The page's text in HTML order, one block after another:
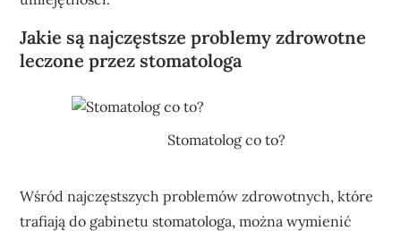
Jakie są najczęstsze problemy zdrowotne
leczone przez stomatologa
Stomatolog co to?
Wśród najczęstszych problemów zdrowotnych, które
trafiają do gabinetu stomatologa, można wymienić